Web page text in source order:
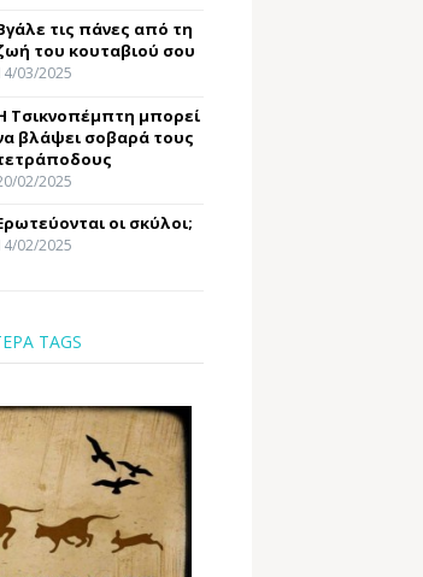
τις πάνες από τη
του κουταβιού σου
03/2025
Τσικνοπέμπτη μπορεί
βλάψει σοβαρά τους
02/2025
οι σκύλοι;
02/2025
TAGS